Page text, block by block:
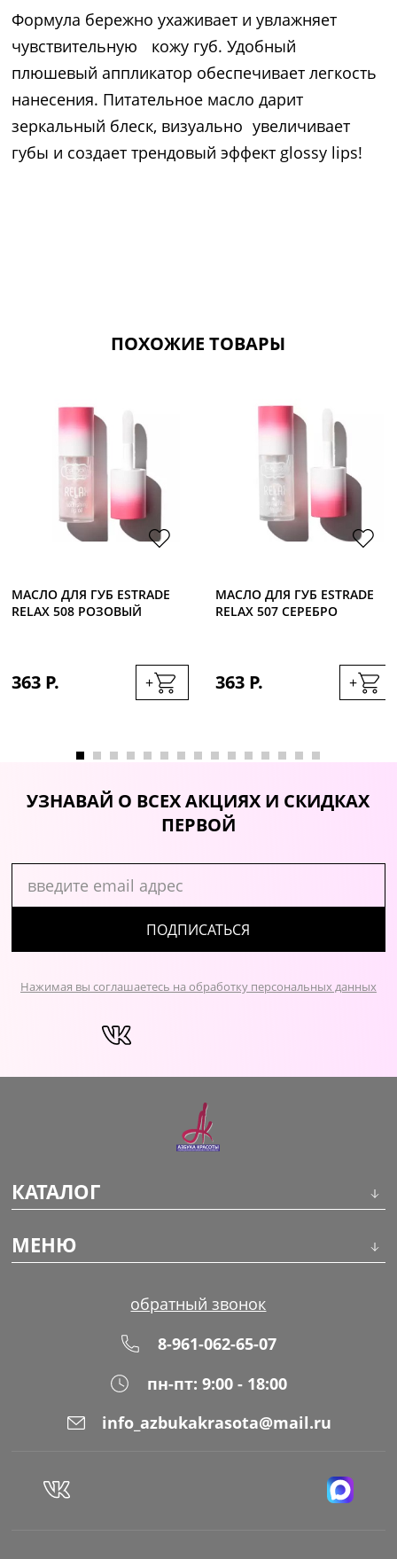
Формула бережно ухаживает и увлажняет
чувствительную кожу губ. Удобный
плюшевый аппликатор обеспечивает легкость
нанесения. Питательное масло дарит
зеркальный блеск, визуально увеличивает
губы и создает трендовый эффект glossy lips!
ПОХОЖИЕ ТОВАРЫ
МАСЛО ДЛЯ ГУБ ESTRADE
RELAX 508 РОЗОВЫЙ
363 Р. +
МАСЛО ДЛЯ ГУБ ESTRADE
RELAX 507 СЕРЕБРО
363 Р. +
УЗНАВАЙ О ВСЕХ АКЦИЯХ И СКИДКАХ
ПЕРВОЙ
ПОДПИСАТЬСЯ
Нажимая вы соглашаетесь на обработку персональных данных
КАТАЛОГ
Макияж
МЕНЮ
Оплата
обратный звонок
8-961-062-65-07
пн-пт: 9:00 - 18:00
info_azbukakrasota@mail.ru